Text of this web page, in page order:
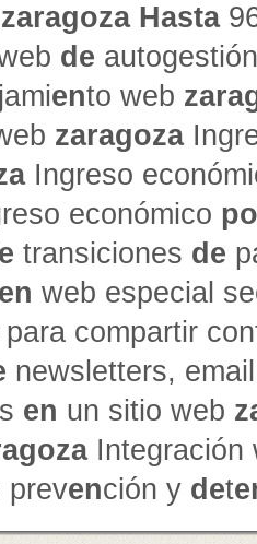
zaragoza Hasta
de
ento web
zaragoza
Ingreso
económico
transiciones de
en web especial
compartir
newsletters,
en un sitio web
Integración
ención y det